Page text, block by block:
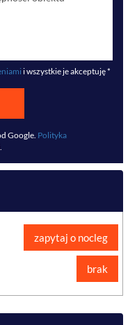
i wszystkie je akceptuję *
Google. Polityka
.
zapytaj o nocleg
brak